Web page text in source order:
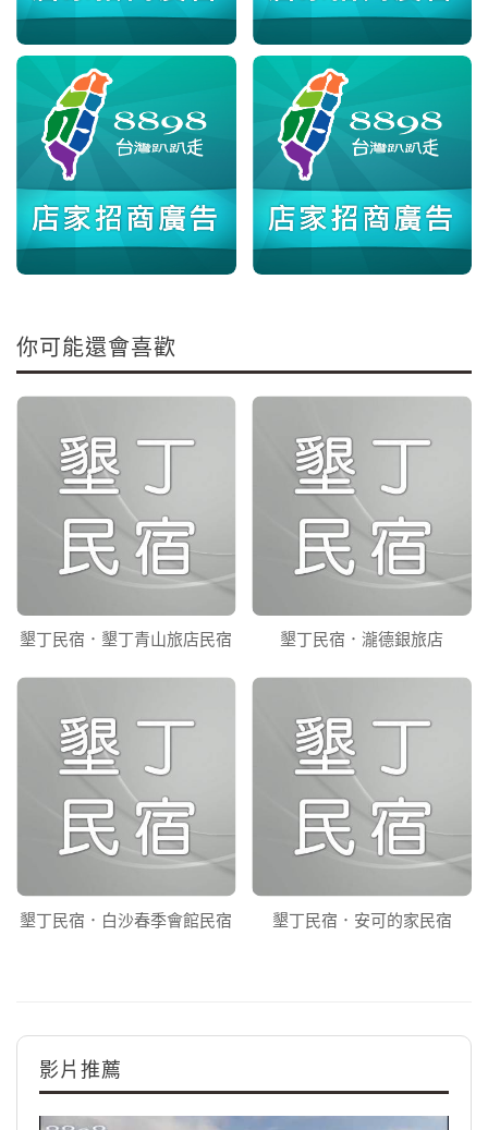
你可能還會喜歡
墾丁民宿．墾丁青山旅店民宿 墾丁民宿．瀧德銀旅店
墾丁民宿．白沙春季會館民宿 墾丁民宿．安可的家民宿
影片推薦